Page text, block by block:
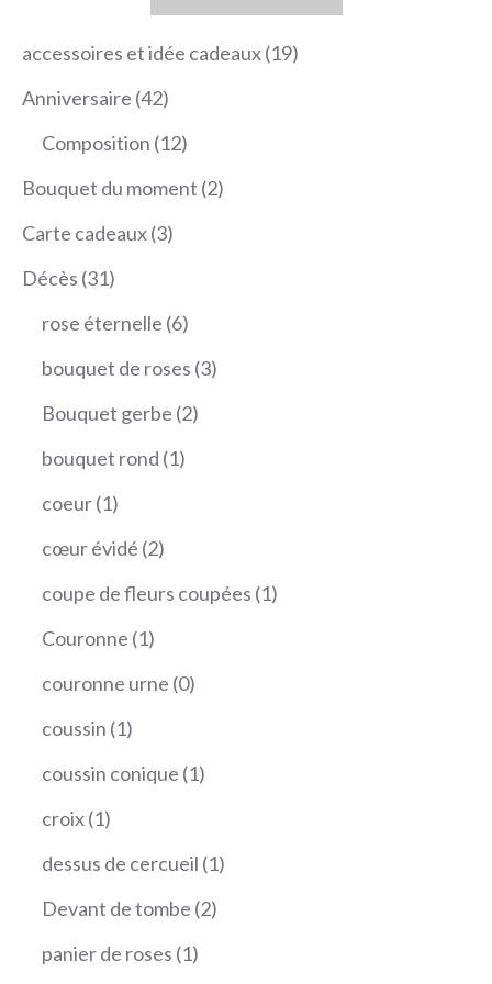
accessoires et idée cadeaux 1919
Anniversaire 4242
produits
Composition 1212
produits
Bouquet du moment 22
Carte cadeaux 33
Décès 3131
produits
rose éternelle 66
produits
bouquet de roses 33
Bouquet gerbe 22
bouquet rond 11
coeur 11
produit
cœur évidé 22
produits
coupe de fleurs coupées 11
Couronne 11
produit
couronne urne 00
coussin 11
produit
coussin conique 11
croix 11
produit
dessus de cercueil 11
Devant de tombe 22
panier de roses 11